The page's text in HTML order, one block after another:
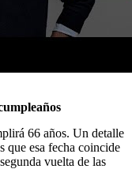
66 años. Un detalle
que esa fecha coincide
vuelta de las